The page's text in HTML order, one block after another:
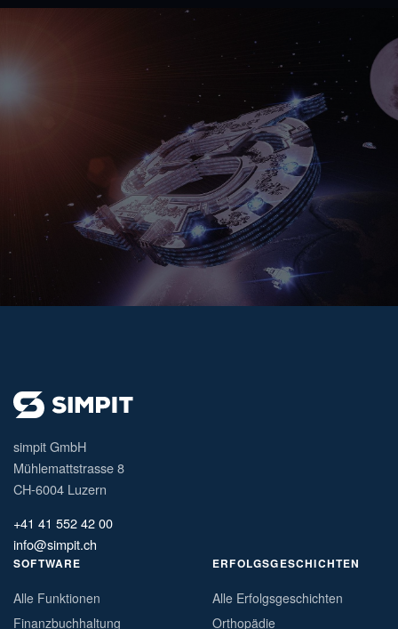
simpit GmbH
Mühlemattstrasse 8
CH-6004 Luzern
+41 41 552 42 00
info@simpit.ch
SOFTWARE
Alle Funktionen
Finanzbuchhaltung
ERFOLGSGESCHICHTEN
Alle Erfolgsgeschichten
Orthopädie